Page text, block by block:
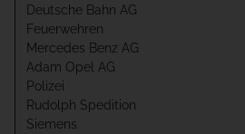
Deutsche Bahn AG
Feuerwehren
Mercedes Benz AG
Adam Opel AG
Polizei
Rudolph Spedition
Siemens